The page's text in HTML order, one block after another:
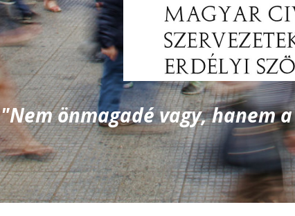
"Nem önmagadé vagy, hanem